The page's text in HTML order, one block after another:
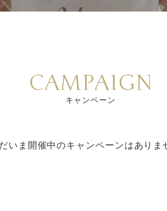
CAMPAIGN
キャンペーン
いま開催中のキャンペーンはありま